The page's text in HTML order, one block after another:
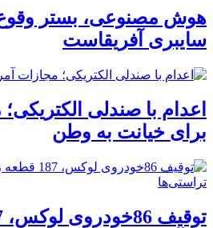
سایبری آفریقاست
اعدام با صندلی
برای خیانت به وطن